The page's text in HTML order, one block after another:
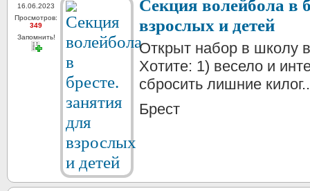
16.06.2023
Просмотров:
349
Запомнить!
Секция волейбола в
взрослых и детей
Открыт набор в школу
Хотите: 1) весело и
сбросить лишние
Брест